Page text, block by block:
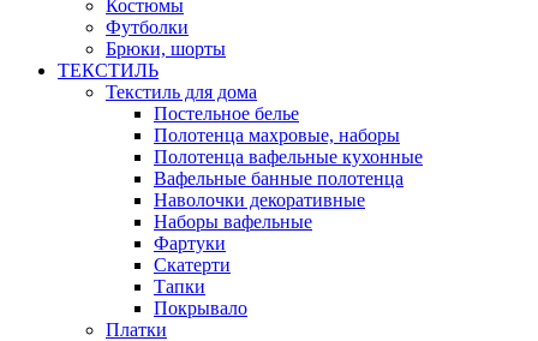
Костюмы
Футболки
Брюки, шорты
ТЕКСТИЛЬ
Текстиль для дома
Постельное белье
Полотенца махровые, наборы
Полотенца вафельные кухонные
Вафельные банные полотенца
Наволочки декоративные
Наборы вафельные
Фартуки
Скатерти
Тапки
Покрывало
Платки